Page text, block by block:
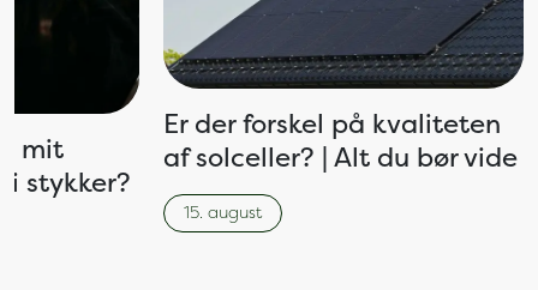
mit
stykker?
Er der forskel på kvaliteten
af solceller? | Alt du bør vide
15. august